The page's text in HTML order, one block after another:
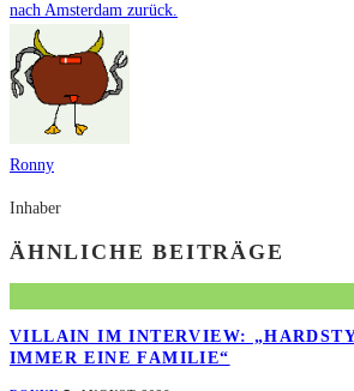
nach Amsterdam zurück.
Ronny
Inhaber
ÄHNLICHE BEITRÄGE
VILLAIN IM INTERVIEW:
IMMER EINE FAMILIE“